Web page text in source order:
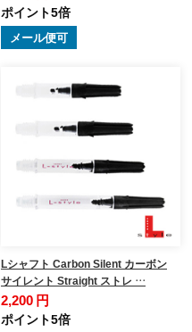
ポイント5倍
メール便可
Lシャフト Carbon Silent カーボン
サイレント Straight ストレ …
2,200 円
ポイント5倍